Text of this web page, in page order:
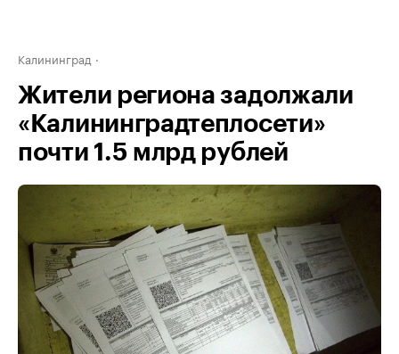
Калининград
Жители региона задолжали
«Калининградтеплосети»
почти 1.5 млрд рублей